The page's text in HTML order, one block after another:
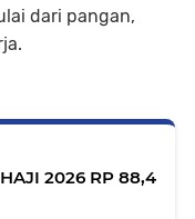
dari pangan,
2026 RP 88,4